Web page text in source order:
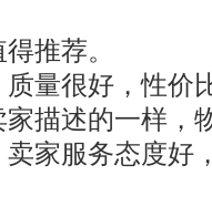
推荐。
量很好，性价
描述的一样，
家服务态度好